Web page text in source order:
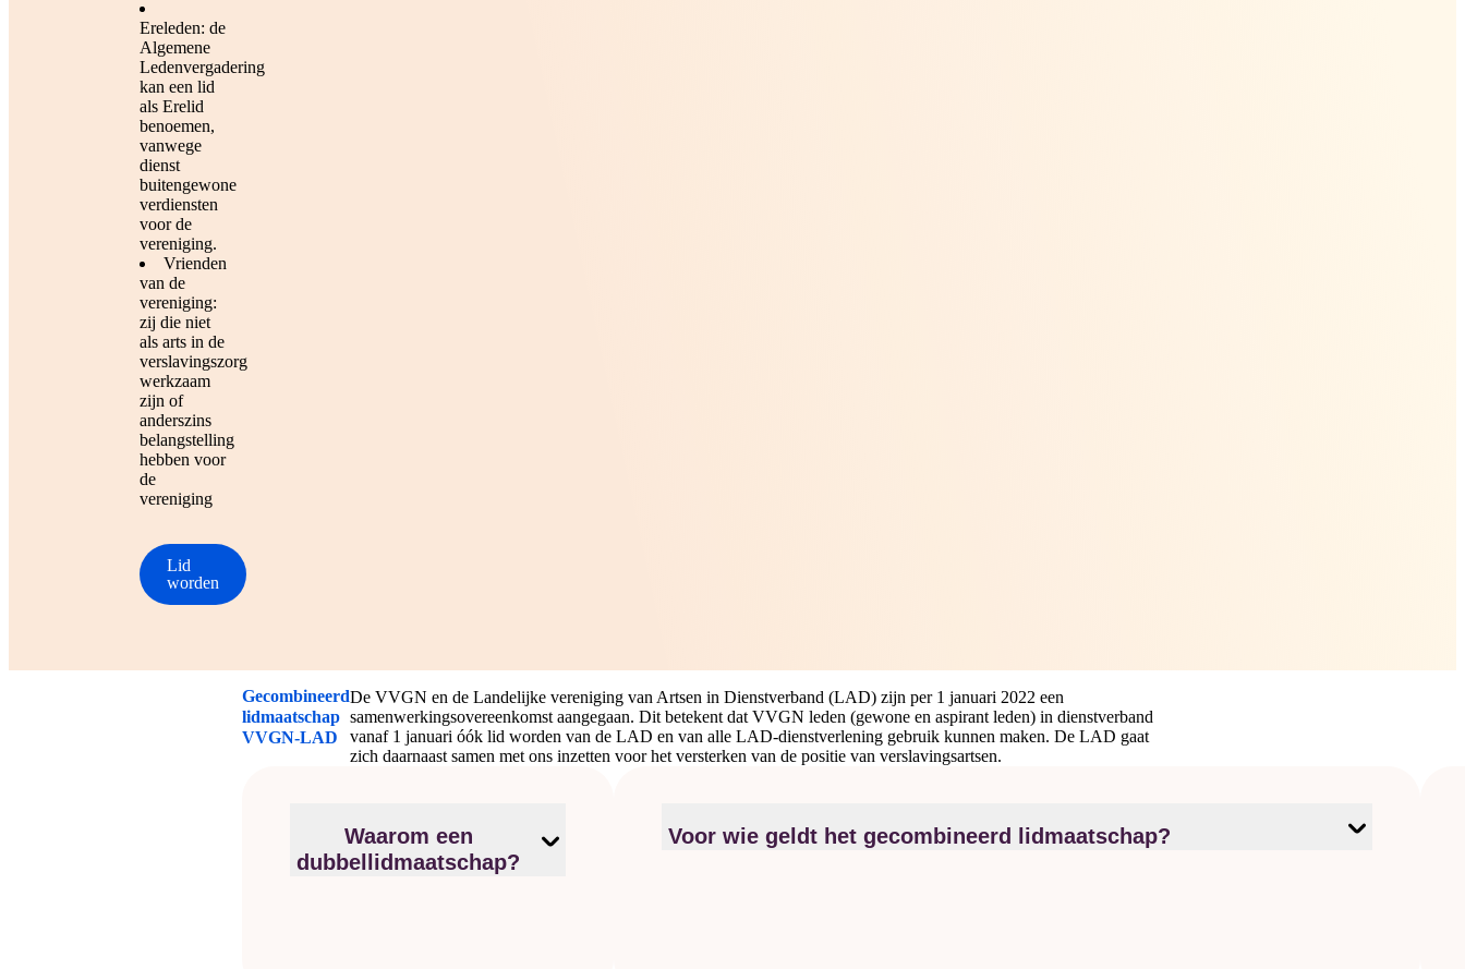
Ereleden: de
Algemene
Ledenvergadering
kan een lid
als Erelid
benoemen,
vanwege
dienst
buitengewone
verdiensten
voor de
vereniging.
Vrienden
van de
vereniging:
zij die niet
als arts in de
verslavingszorg
werkzaam
zijn of
anderszins
belangstelling
hebben voor
de
vereniging
Lid
worden
Gecombineerd
lidmaatschap
VVGN-LAD
De VVGN en de Landelijke vereniging van Artsen in Dienstverband (LAD) zijn per 1 januari 2022 een
samenwerkingsovereenkomst aangegaan. Dit betekent dat VVGN leden (gewone en aspirant leden) in dienstverband
vanaf 1 januari óók lid worden van de LAD en van alle LAD-dienstverlening gebruik kunnen maken. De LAD gaat
zich daarnaast samen met ons inzetten voor het versterken van de positie van verslavingsartsen.
Waarom een
dubbellidmaatschap?
Voor wie geldt het gecombineerd lidmaatschap?